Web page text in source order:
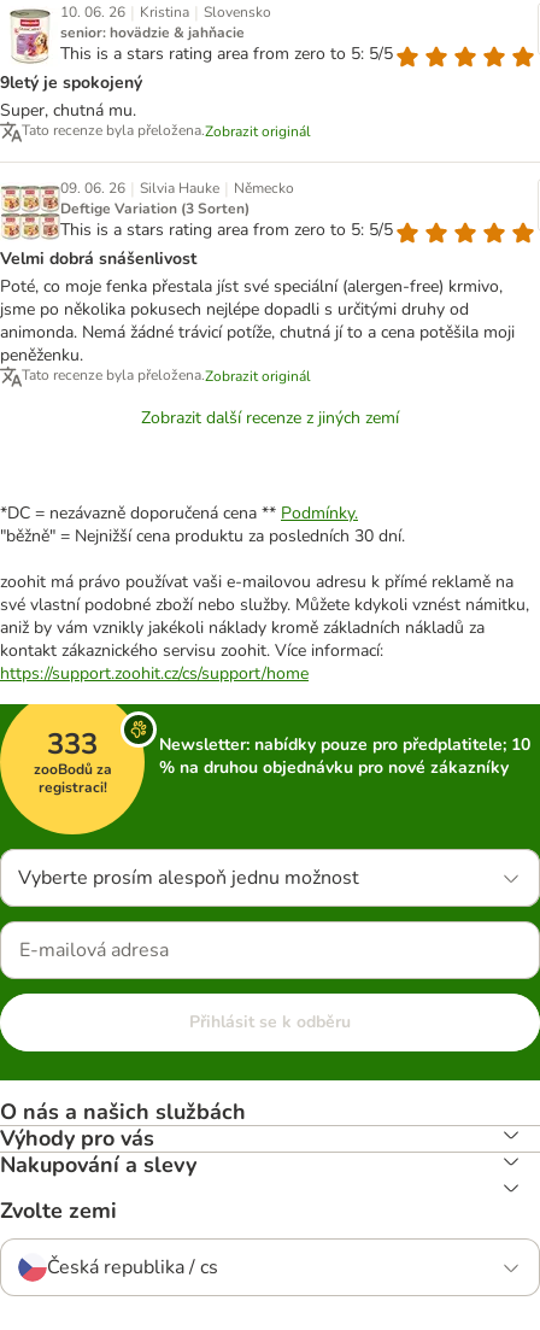
10. 06. 26 | Kristina | Slovensko
senior: hovädzie & jahňacie
This is a stars rating area from zero to 5: 5/5
9letý je spokojený
Super, chutná mu.
Tato recenze byla přeložena.Zobrazit originál
09. 06. 26 | Silvia Hauke | Německo
Deftige Variation (3 Sorten)
This is a stars rating area from zero to 5: 5/5
Velmi dobrá snášenlivost
Poté, co moje fenka přestala jíst své speciální (alergen-free) krmivo,
jsme po několika pokusech nejlépe dopadli s určitými druhy od
animonda. Nemá žádné trávicí potíže, chutná jí to a cena potěšila moji
peněženku.
Tato recenze byla přeložena.Zobrazit originál
Zobrazit další recenze z jiných zemí
*DC = nezávazně doporučená cena ** Podmínky.
"běžně" = Nejnižší cena produktu za posledních 30 dní.
zoohit má právo používat vaši e-mailovou adresu k přímé reklamě na
své vlastní podobné zboží nebo služby. Můžete kdykoli vznést námitku,
aniž by vám vznikly jakékoli náklady kromě základních nákladů za
kontakt zákaznického servisu zoohit. Více informací:
https://support.zoohit.cz/cs/support/home
333
zooBodů za
registraci!
Newsletter: nabídky pouze pro předplatitele; 10
% na druhou objednávku pro nové zákazníky
Vyberte prosím alespoň jednu možnost
Přihlásit se k odběru
O nás a našich službách
Výhody pro vás
Nakupování a slevy
Zvolte zemi
Česká republika / cs